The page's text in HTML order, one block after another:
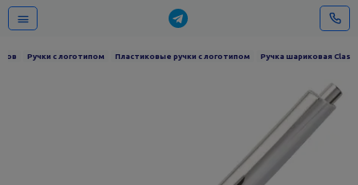
Ручки с логотипом Пластиковые ручки с логотипом Ручка шариковая